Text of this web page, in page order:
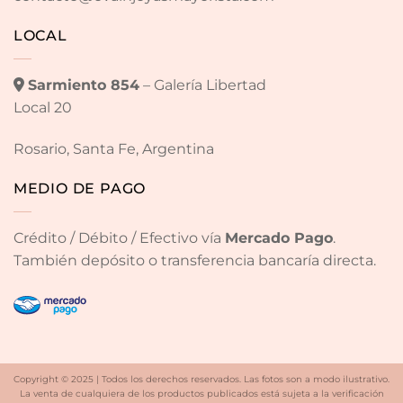
LOCAL
Sarmiento 854– Galería Libertad
Local 20
Rosario, Santa Fe, Argentina
MEDIO DE PAGO
Crédito / Débito / Efectivo vía Mercado Pago.
También depósito o transferencia bancaría directa.
Copyright © 2025 | Todos los derechos reservados. Las fotos son a modo ilustrativo.
La venta de cualquiera de los productos publicados está sujeta a la verificación